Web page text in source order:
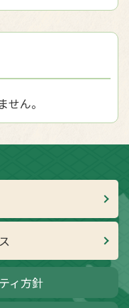
ん。
ィ方針